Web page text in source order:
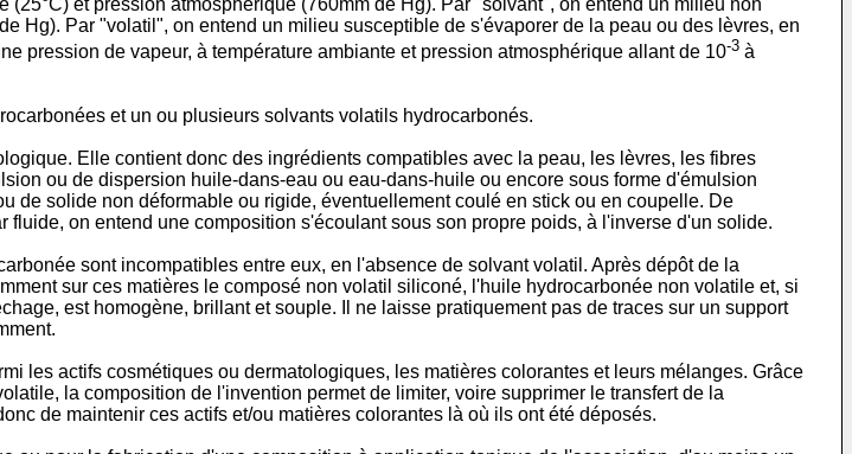
et pression atmosphérique (760mm de Hg). Par "solvant", on entend un milieu non
Hg). Par "volatil", on entend un milieu susceptible de s'évaporer de la peau ou des lèvres, en
pression de vapeur, à température ambiante et pression atmosphérique allant de 10-3 à
et un ou plusieurs solvants volatils hydrocarbonés.
Elle contient donc des ingrédients compatibles avec la peau, les lèvres, les fibres
ou de dispersion huile-dans-eau ou eau-dans-huile ou encore sous forme d'émulsion
de solide non déformable ou rigide, éventuellement coulé en stick ou en coupelle. De
on entend une composition s'écoulant sous son propre poids, à l'inverse d'un solide.
sont incompatibles entre eux, en l'absence de solvant volatil. Après dépôt de la
sur ces matières le composé non volatil siliconé, l'huile hydrocarbonée non volatile et, si
est homogène, brillant et souple. Il ne laisse pratiquement pas de traces sur un support
les actifs cosmétiques ou dermatologiques, les matières colorantes et leurs mélanges. Grâce
la composition de l'invention permet de limiter, voire supprimer le transfert de la
de maintenir ces actifs et/ou matières colorantes là où ils ont été déposés.